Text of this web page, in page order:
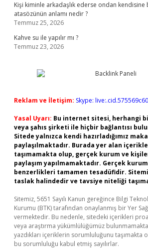
Kişi kiminle arkadaşlık ederse ondan kendisine
atasözünün anlamı nedir ?
Temmuz 25, 2026
Kahve su ile yapılır mı ?
Temmuz 23, 2026
Reklam ve İletişim: Skype:
Yasal Uyarı: Bu internet sitesi, herhangi
veya şahıs şirketi ile hiçbir bağlantısı
Sitede yalnızca kendi hazırladığımız
paylaşılmaktadır. Burada yer alan
taşımamakta olup, gerçek kurum ve
paylaşım yapılmamaktadır. Gerçek
benzerlikleri tamamen tesadüfidir.
taslak halindedir ve tavsiye niteliği
Sitemiz, 5651 Sayılı Kanun gereğince Bilgi
Kurumu (BTK) tarafından onaylanmış bir Yer
vermektedir. Bu nedenle, sitedeki içerikleri
veya araştırma yükümlülüğümüz
yazdıkları içeriklerin sorumluluğunu taşımakta
bu sorumluluğu kabul etmiş sayılırlar.